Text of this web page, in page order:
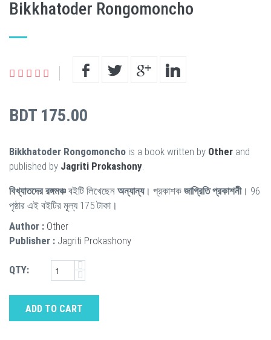
Bikkhatoder Rongomoncho
BDT 175.00
Bikkhatoder Rongomoncho is a book written by Other and
published by Jagriti Prokashony
বিখ্যাতদের রঙ্গমঞ্চ বইটি লিখেছেন অন্যান্য। প্রকাশক জাগ্রিতি প্রকাশনী। 96
পৃষ্ঠার এই বইটির মূল্য 175 টাকা।
Author : Other
Publisher : Jagriti Prokashony
QTY:
ADD TO CART